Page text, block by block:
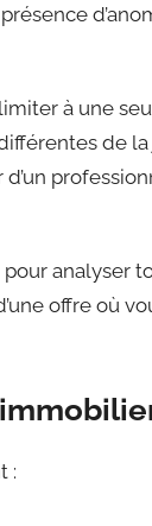
à une
de
analyser
offre où
: